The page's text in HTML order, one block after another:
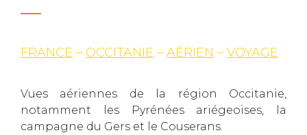
FRANCE – OCCITANIE – AÉRIEN – VOYAGE
Vues aériennes de la région Occitanie,
notamment les Pyrénées ariégeoises, la
campagne du Gers et le Couserans.